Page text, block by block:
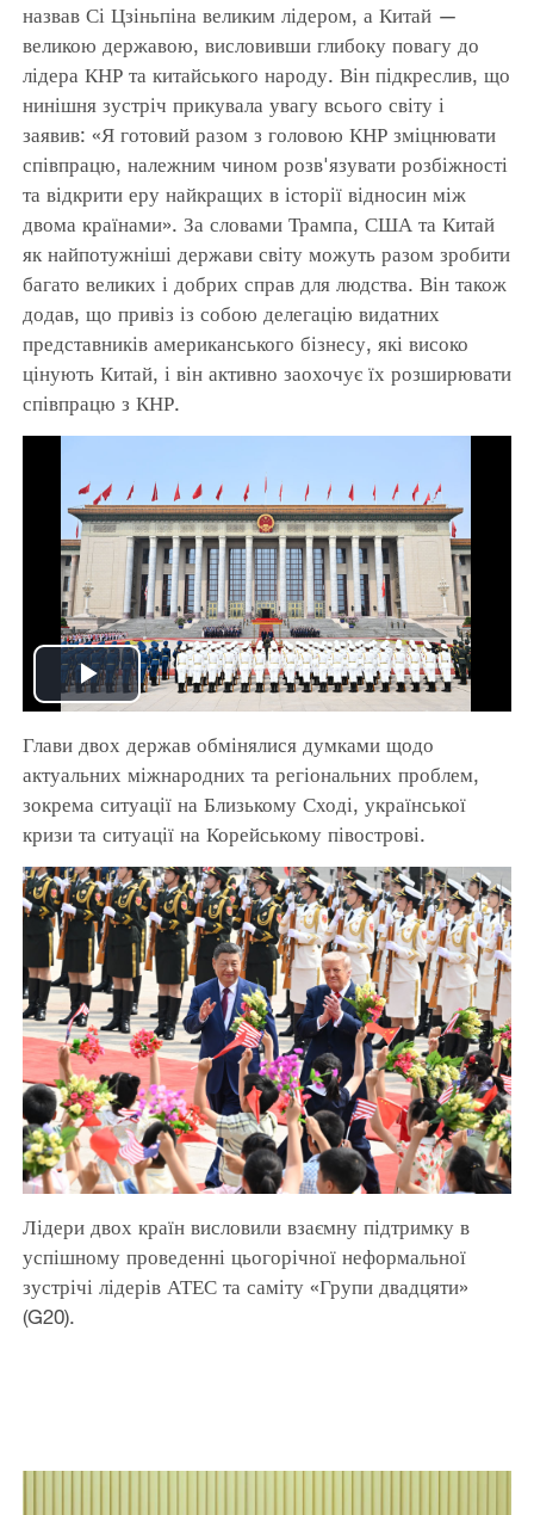
назвав Сі Цзіньпіна великим лідером, а Китай —
великою державою, висловивши глибоку повагу до
лідера КНР та китайського народу. Він підкреслив, що
нинішня зустріч прикувала увагу всього світу і
заявив: «Я готовий разом з головою КНР зміцнювати
співпрацю, належним чином розв'язувати розбіжності
та відкрити еру найкращих в історії відносин між
двома країнами». За словами Трампа, США та Китай
як найпотужніші держави світу можуть разом зробити
багато великих і добрих справ для людства. Він також
додав, що привіз із собою делегацію видатних
представників американського бізнесу, які високо
цінують Китай, і він активно заохочує їх розширювати
співпрацю з КНР.
Play
Video
Глави двох держав обмінялися думками щодо
актуальних міжнародних та регіональних проблем,
зокрема ситуації на Близькому Сході, української
кризи та ситуації на Корейському півострові.
Лідери двох країн висловили взаємну підтримку в
успішному проведенні цьогорічної неформальної
зустрічі лідерів АТЕС та саміту «Групи двадцяти»
(G20).